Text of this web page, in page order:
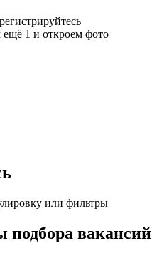
1 и откроем фото
или фильтры
вакансий